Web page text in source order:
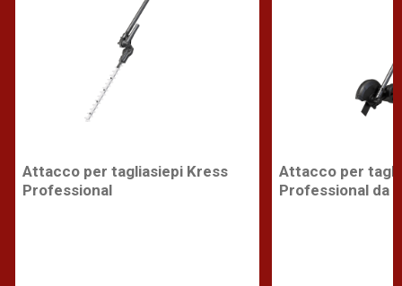
Attacco per tagliasiepi Kress
Professional
Attacco per
Professional da